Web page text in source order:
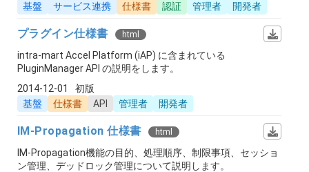
基盤
サービス連携 仕様書 認証 管理者 開発者
プラグイン仕様書 html
intra-mart Accel Platform (iAP) に含まれている
PluginManager API の説明をします。
2014-12-01
初版
基盤
仕様書 API 管理者 開発者
IM-Propagation 仕様書 html
IM-Propagation機能の目的、処理順序、制限事項、セッショ
ン管理、デッドロック管理について説明します。